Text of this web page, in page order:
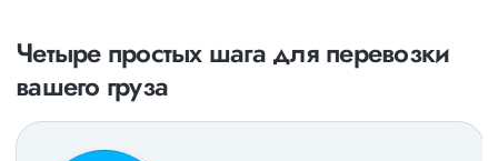
экспедирование. За каждым клиентом закреплен менеджер,
который сообщит о текущем статусе вашего груза. Чтобы
получить коммерческое предложение заполните форму на
РФ).
Четыре простых шага для перевозки
вашего груза